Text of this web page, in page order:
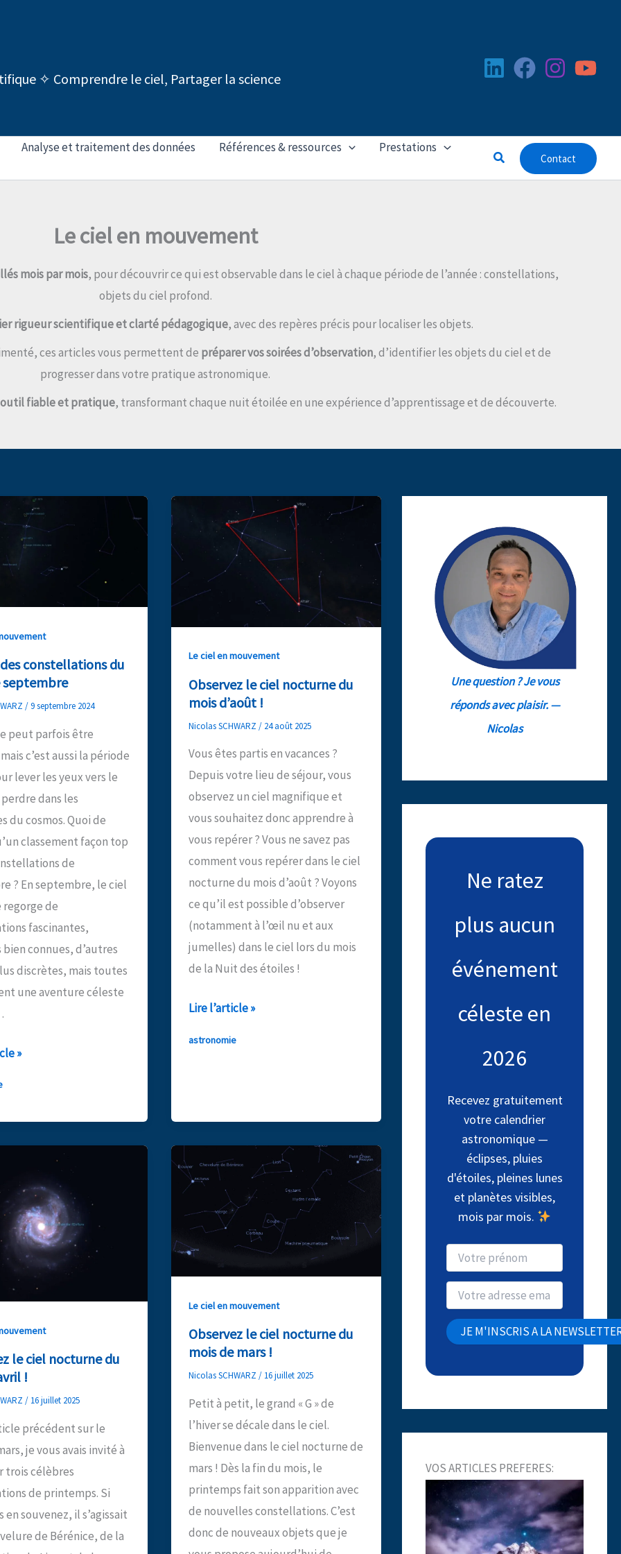
✧ Comprendre le ciel, Partager la science
Analyse et traitement des données Références & ressources
Prestations
RechercherContact
Le ciel en mouvement
mois par mois, pour découvrir ce qui est observable dans le ciel à chaque période de l’année : constellations,
objets du ciel profond.
rigueur scientifique et clarté pédagogique, avec des repères précis pour localiser les objets.
ces articles vous permettent de préparer vos soirées d’observation, d’identifier les objets du ciel et de
progresser dans votre pratique astronomique.
outil fiable et pratique, transformant chaque nuit étoilée en une expérience d’apprentissage et de découverte.
constellations du
septembre
/9 septembre 2024
peut parfois être
c’est aussi la période
lever les yeux vers le
dans les
du cosmos. Quoi de
classement façon top
de
? En septembre, le ciel
de
fascinantes,
connues, d’autres
discrètes, mais toutes
une aventure céleste
»
Le ciel en mouvement
Observez le ciel nocturne du
mois d’août !
Nicolas SCHWARZ/ 24 août 2025
Vous êtes partis en vacances ?
Depuis votre lieu de séjour, vous
observez un ciel magnifique et
vous souhaitez donc apprendre à
vous repérer ? Vous ne savez pas
comment vous repérer dans le ciel
nocturne du mois d’août ? Voyons
ce qu’il est possible d’observer
(notamment à l’œil nu et aux
jumelles) dans le ciel lors du mois
de la Nuit des étoiles !
Observez
Lire l’article »
astronomie
le ciel nocturne du
!
/ 16 juillet 2025
précédent sur le
je vous avais invité à
trois célèbres
de printemps. Si
en souvenez, il s’agissait
de Bérénice, de la
Le ciel en mouvement
Observez le ciel nocturne du
mois de mars !
Nicolas SCHWARZ/ 16 juillet 2025
Petit à petit, le grand « G » de
l’hiver se décale dans le ciel.
Bienvenue dans le ciel nocturne de
mars ! Dès la fin du mois, le
printemps fait son apparition avec
de nouvelles constellations. C’est
donc de nouveaux objets que je
Une question ? Je vous
réponds avec plaisir. —
Nicolas
Ne ratez
plus aucun
événement
céleste en
2026
Recevez gratuitement
votre calendrier
astronomique —
éclipses, pluies
d'étoiles, pleines lunes
et planètes visibles,
mois par mois.
VOS ARTICLES PREFERES: